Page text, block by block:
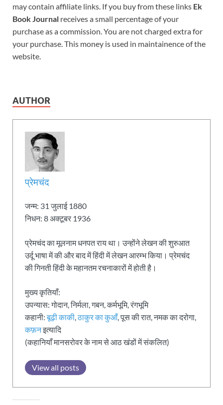
may contain affiliate links. If you buy from these links Ek
Book Journal receives a small percentage of your
purchase as a commission. You are not charged extra for
your purchase. This money is used in maintainence of the
website.
AUTHOR
प्रेमचंद
जन्म: 31 जुलाई 1880
निधन: 8 अक्टूबर 1936
प्रेमचंद का मूलनाम धनपत राय था। उन्होंने लेखन की शुरुआत
उर्दू भाषा में की और बाद में हिंदी में लेखन आरम्भ किया। प्रेमचंद
की गिनती हिंदी के महानतम रचनाकारों में होती है।
मुख्य कृतियाँ:
उपन्यास: गोदान, निर्मला, गबन, कर्मभूमि, रंगभूमि
कहानी:बूढ़ी काकी,ठाकुर का कुआँ, पूस की रात, नमक का दरोगा,
कफ़नइत्यादि
(कहानियाँ मानसरोवर के नाम से आठ खंडों में संकलित)
View all posts